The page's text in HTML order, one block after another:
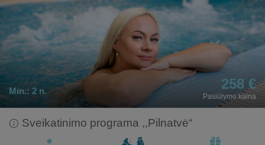
Min.: 2 n. 258 €
Pasiūlymo kaina
Sveikatinimo programa ,,Pilnatvė“